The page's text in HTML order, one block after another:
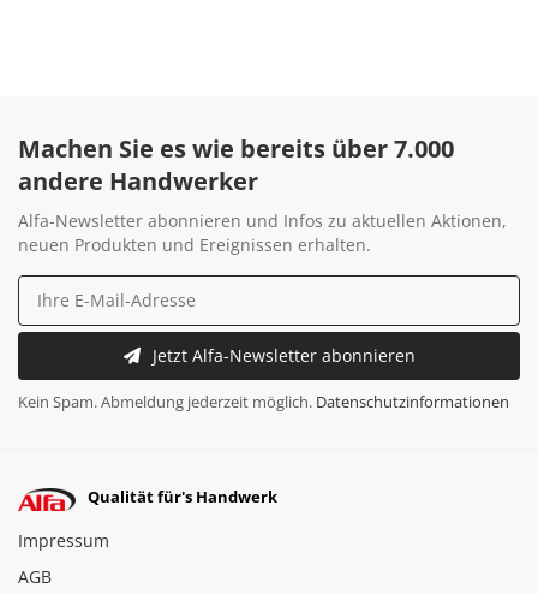
Machen Sie es wie bereits über 7.000
andere Handwerker
Alfa-Newsletter abonnieren und Infos zu aktuellen Aktionen,
neuen Produkten und Ereignissen erhalten.
Jetzt Alfa-Newsletter abonnieren
Kein Spam. Abmeldung jederzeit möglich. Datenschutzinformationen
Qualität für's Handwerk
Impressum
AGB